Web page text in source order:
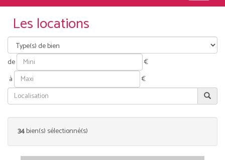
Les locations
de
€
à
€
34bien(s) sélectionné(s)